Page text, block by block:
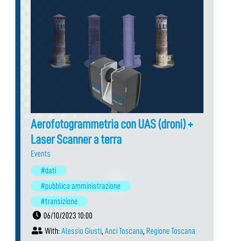
Aerofotogrammetria con UAS (droni) +
Laser Scanner a terra
Events
#dati
#pubblica amministrazione
#transizione
06/10/2023 10:00
With: Alessio Giusti, Anci Toscana, Regione Toscana